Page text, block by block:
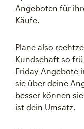
Angeboten für
Käufe.
Plane also
Kundschaft so
Friday-Angebote
sie über deine
besser können
ist dein Umsatz.